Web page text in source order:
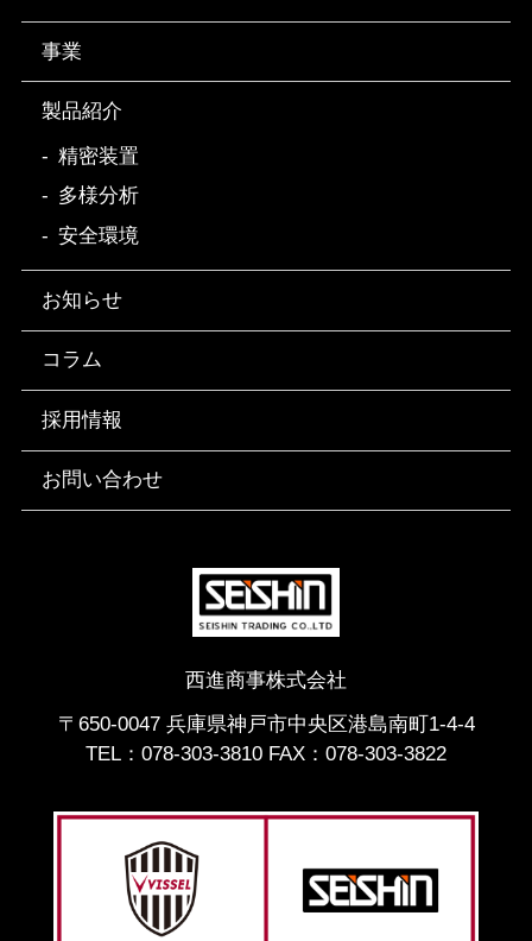
事業
製品紹介
精密装置
多様分析
安全環境
お知らせ
コラム
採用情報
お問い合わせ
西進商事株式会社
〒650-0047 兵庫県神戸市中央区港島南町1-4-4
TEL： 078-303-3810 FAX：078-303-3822